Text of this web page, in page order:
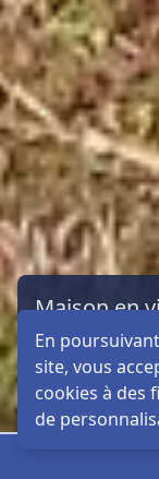
79 500 €
En
site, vous
cookies à des
de